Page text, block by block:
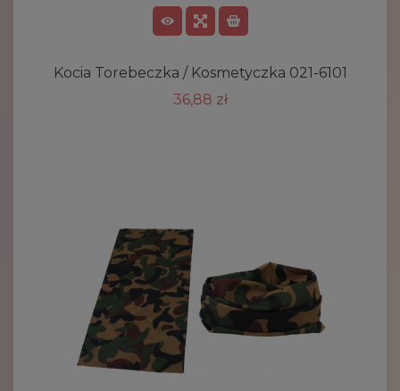
Kocia Torebeczka / Kosmetyczka 021-6101
36,88 zł